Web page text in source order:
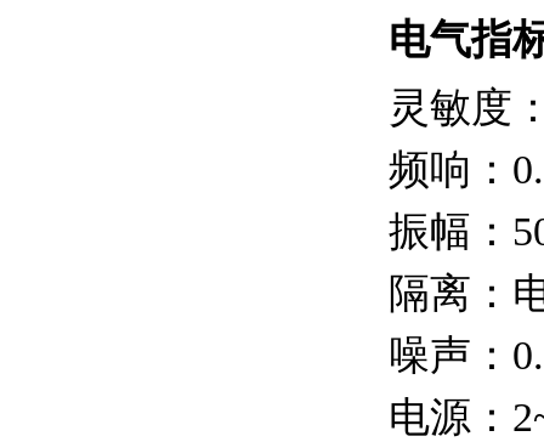
电气指
灵敏度
频响：
振幅：
隔离：
噪声：
电源：